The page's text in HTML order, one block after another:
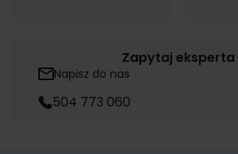
Zapytaj eksperta
Napisz do nas
504 773 060